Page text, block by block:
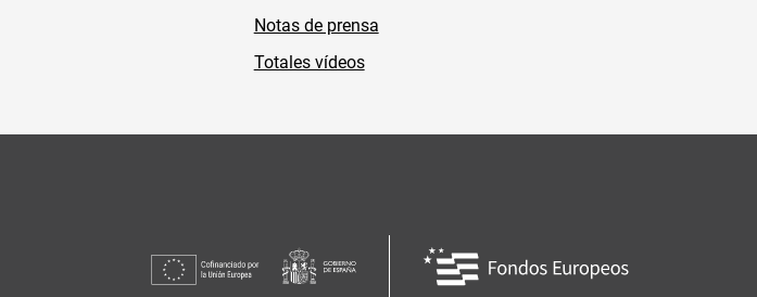
Notas de prensa
Totales vídeos